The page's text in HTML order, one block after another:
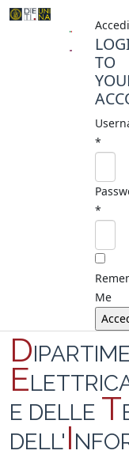
Accedi
TO
*
*
Me
D
E
E DELLE T
DELL'I